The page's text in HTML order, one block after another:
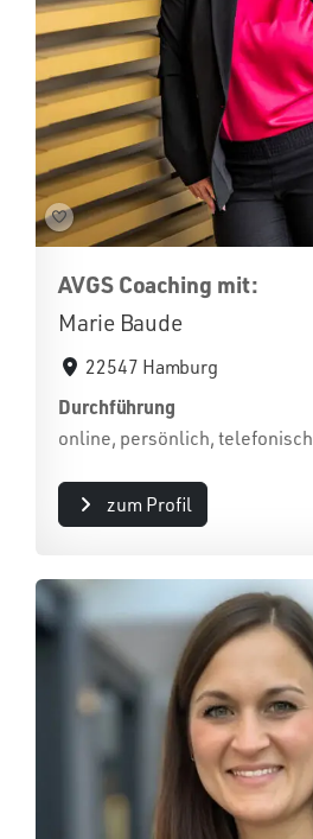
AVGS Coaching mit:
Marie Baude
22547 Hamburg
Durchführung
online, persönlich, telefonisch
zum Profil